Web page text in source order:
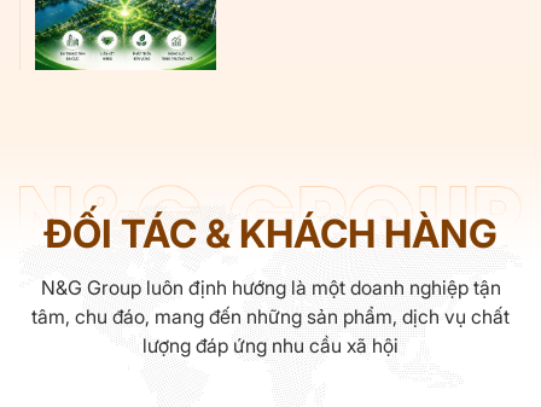
ĐỐI TÁC & KHÁCH HÀNG
N&G Group luôn định hướng là một doanh nghiệp tận
tâm, chu đáo, mang đến những sản phẩm, dịch vụ chất
lượng đáp ứng nhu cầu xã hội